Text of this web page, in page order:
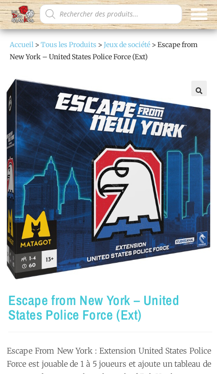
Accueil >Tous les Produits >Jeux de société >Escape from
New York – United States Police Force (Ext)
🔍
Escape from New York – United
States Police Force (Ext)
Escape From New York : Extension United States Police
Force est jouable de 1 à 5 joueurs et ajoute un tableau de